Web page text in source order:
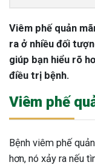
Viêm phế quản
ra ở nhiều đối
giúp bạn hiểu rõ
điều trị bệnh.
Viêm phế
Bệnh viêm phế
hơn, nó xảy ra nếu